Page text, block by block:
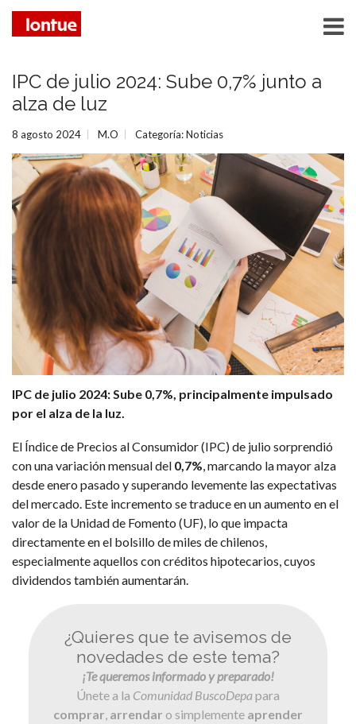
IPC de julio 2024: Sube 0,7% junto a
alza de luz
8 agosto 2024 M.O Categoría:Noticias
IPC de julio 2024: Sube 0,7%, principalmente impulsado
por el alza de la luz.
El Índice de Precios al Consumidor (IPC) de julio sorprendió
con una variación mensual del 0,7% , marcando la mayor alza
desde enero pasado y superando levemente las expectativas
del mercado. Este incremento se traduce en un aumento en el
valor de la Unidad de Fomento (UF), lo que impacta
directamente en el bolsillo de miles de chilenos,
especialmente aquellos con créditos hipotecarios, cuyos
dividendos también aumentarán.
¿Quieres que te avisemos de
novedades de este tema?
¡Te queremos informado y preparado!
Únete a la Comunidad BuscoDepapara
comprar arrendar o simplemente aprender